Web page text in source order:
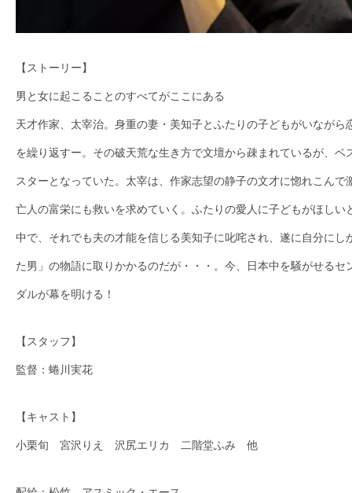
【ストーリー】
男と女に起こることのすべてがここにある
天才作家、太宰治。身重の妻・美知子とふたりの子どもがいながら
を繰り返すー。その破天荒な生き方で文壇から疎まれているが、ベ
スターとなっていた。太宰は、作家志望の静子の文才に惚れこんで
亡人の富栄にも救いを求めていく。ふたりの愛人に子どもがほしい
中で、それでも夫の才能を信じる美知子に叱咤され、遂に自分にし
た男」の物語に取りかかるのだが・・・。今、日本中を騒がせるセ
ダルが幕を明ける！
【スタッフ】
監督：蜷川実花
【キャスト】
小栗旬 宮沢りえ 沢尻エリカ 二階堂ふみ 他